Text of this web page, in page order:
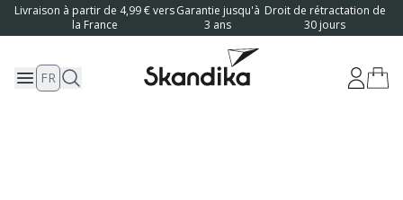
Livraison à partir de 4,99 € vers
la France
Garantie jusqu'à
3 ans
Droit de rétractation de
30 jours
FR